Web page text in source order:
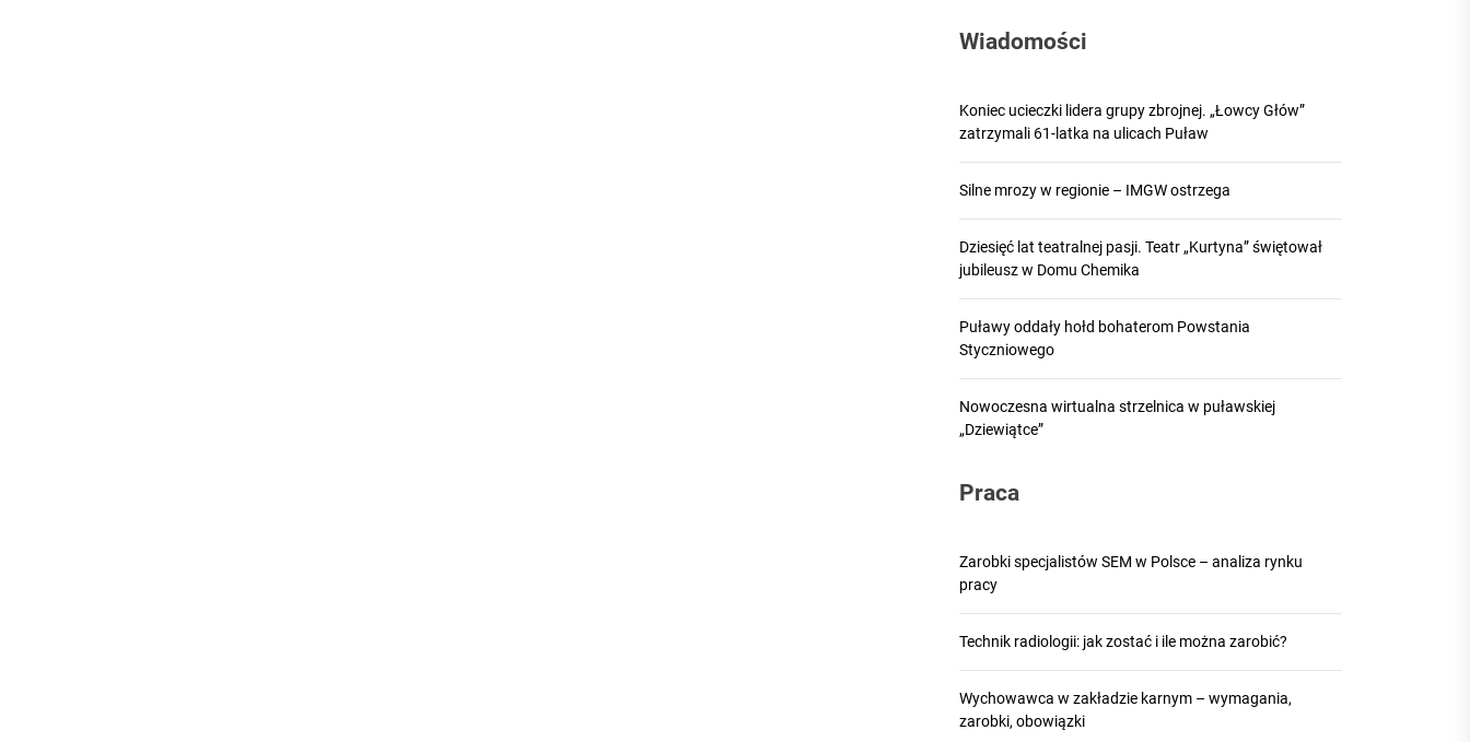
Wiadomości
Koniec ucieczki lidera grupy zbrojnej. „Łowcy Głów”
zatrzymali 61-latka na ulicach Puław
Silne mrozy w regionie – IMGW ostrzega
Dziesięć lat teatralnej pasji. Teatr „Kurtyna” świętował
jubileusz w Domu Chemika
Puławy oddały hołd bohaterom Powstania
Styczniowego
Nowoczesna wirtualna strzelnica w puławskiej
„Dziewiątce”
Praca
Zarobki specjalistów SEM w Polsce – analiza rynku
pracy
Technik radiologii: jak zostać i ile można zarobić?
Wychowawca w zakładzie karnym – wymagania,
zarobki, obowiązki